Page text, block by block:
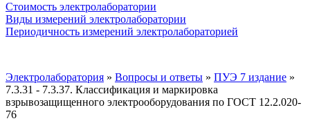
Стоимость электролаборатории
Виды измерений электролаборатории
Периодичность измерений электролабораторией
Электролаборатория » Вопросы и ответы » ПУЭ 7 издание »
7.3.31 - 7.3.37. Классификация и маркировка
взрывозащищенного электрооборудования по ГОСТ 12.2.020-
76